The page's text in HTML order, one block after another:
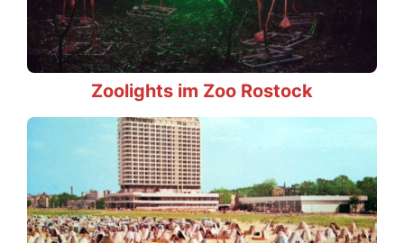
Zoolights im Zoo Rostock